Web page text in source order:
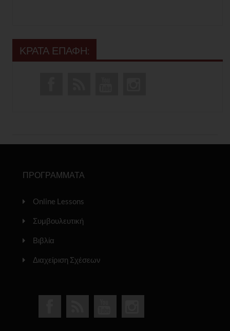
ΚΡΑΤΑ ΕΠΑΦΗ:
ΠΡΟΓΡΑΜΜΑΤΑ
Online Lessons
Συμβουλευτική
Βιβλία
Διαχείριση Σχέσεων